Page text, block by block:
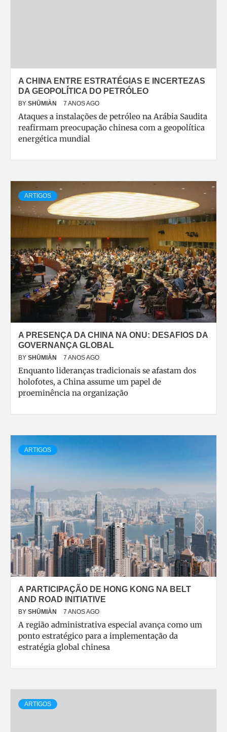
A CHINA ENTRE ESTRATÉGIAS E INCERTEZAS
DA GEOPOLÍTICA DO PETRÓLEO
BY SHŪMIÀN 7 ANOS AGO
Ataques a instalações de petróleo na Arábia Saudita
reafirmam preocupação chinesa com a geopolítica
energética mundial
ARTIGOS
A PRESENÇA DA CHINA NA ONU: DESAFIOS DA
GOVERNANÇA GLOBAL
BY SHŪMIÀN 7 ANOS AGO
Enquanto lideranças tradicionais se afastam dos
holofotes, a China assume um papel de
proeminência na organização
ARTIGOS
A PARTICIPAÇÃO DE HONG KONG NA BELT
AND ROAD INITIATIVE
BY SHŪMIÀN 7 ANOS AGO
A região administrativa especial avança como um
ponto estratégico para a implementação da
estratégia global chinesa
ARTIGOS